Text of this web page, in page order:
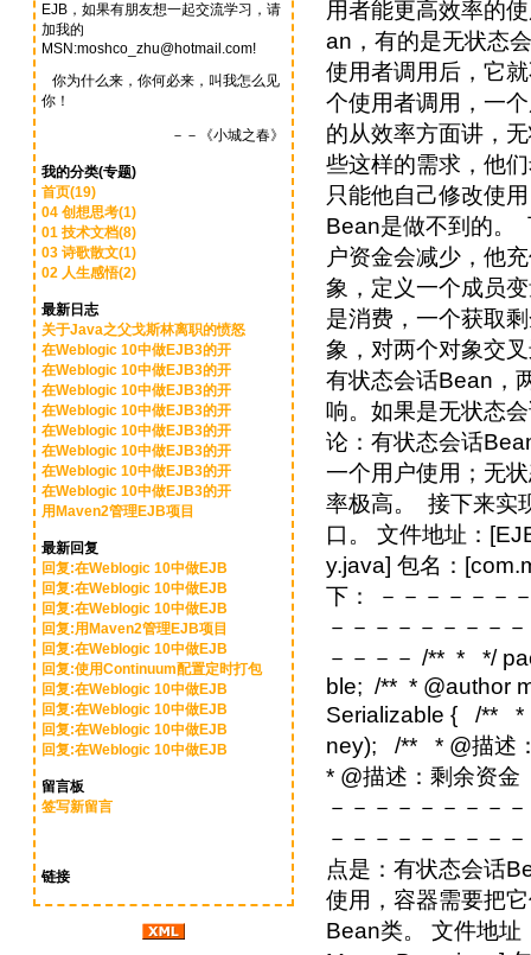
EJB，如果有朋友想一起交流学习，请
加我的
MSN:moshco_zhu@hotmail.com!
你为什么来，你何必来，叫我怎么见
你！
－－《小城之春》
我的分类(专题)
首页(19)
04 创想思考(1)
01 技术文档(8)
03 诗歌散文(1)
02 人生感悟(2)
最新日志
关于Java之父戈斯林离职的愤怒
在Weblogic 10中做EJB3的开
在Weblogic 10中做EJB3的开
在Weblogic 10中做EJB3的开
在Weblogic 10中做EJB3的开
在Weblogic 10中做EJB3的开
在Weblogic 10中做EJB3的开
在Weblogic 10中做EJB3的开
在Weblogic 10中做EJB3的开
用Maven2管理EJB项目
最新回复
回复:在Weblogic 10中做EJB
回复:在Weblogic 10中做EJB
回复:在Weblogic 10中做EJB
回复:用Maven2管理EJB项目
回复:在Weblogic 10中做EJB
回复:使用Continuum配置定时打包
回复:在Weblogic 10中做EJB
回复:在Weblogic 10中做EJB
回复:在Weblogic 10中做EJB
回复:在Weblogic 10中做EJB
留言板
签写新留言
链接